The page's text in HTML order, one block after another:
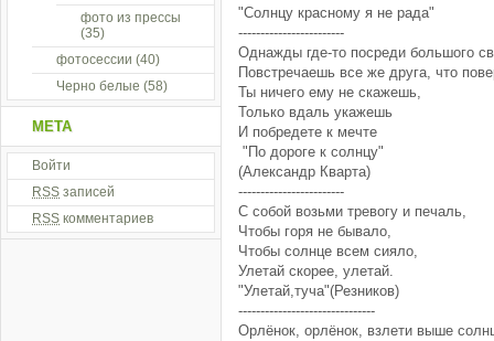
"Солнцу красному я не рада"
------------------------
Однажды где-то посреди большого
Повстречаешь все же друга, что
Ты ничего ему не скажешь,
Только вдаль укажешь
И побредете к мечте
"По дороге к солнцу"
(Александр Кварта)
------------------------
С собой возьми тревогу и печаль,
Чтобы горя не бывало,
Чтобы солнце всем сияло,
Улетай скорее, улетай.
"Улетай,туча"(Резников)
-------------------------------
Орлёнок, орлёнок, взлети выше
фото из прессы
(35)
фотосессии (40)
Черно белые (58)
МЕТА
Войти
RSS записей
RSS комментариев